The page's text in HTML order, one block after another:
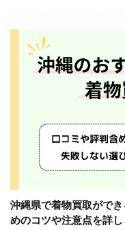
沖縄県で着物買取がで
めのコツや注意点を詳